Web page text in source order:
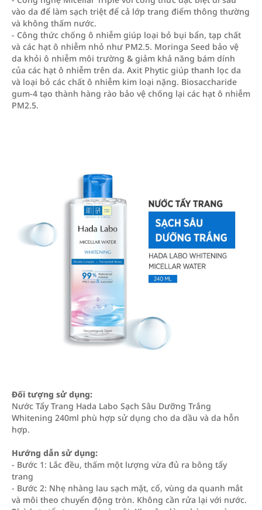
vào da để làm sạch triệt để cả lớp trang điểm thông thường
và không thấm nước.
- Công thức chống ô nhiễm giúp loại bỏ bụi bẩn, tạp chất
và các hạt ô nhiễm nhỏ như PM2.5. Moringa Seed bảo vệ
da khỏi ô nhiễm môi trường & giảm khả năng bám dính
của các hạt ô nhiễm trên da. Axit Phytic giúp thanh lọc da
và loại bỏ các chất ô nhiễm kim loại nặng. Biosaccharide
gum-4 tạo thành hàng rào bảo vệ chống lại các hạt ô nhiễm
PM2.5.
Đối tượng sử dụng:
Nước Tẩy Trang Hada Labo Sạch Sâu Dưỡng Trắng
Whitening 240ml phù hợp sử dụng cho da dầu và da hỗn
hợp.
Hướng dẫn sử dụng:
- Bước 1: Lắc đều, thấm một lượng vừa đủ ra bông tẩy
trang
- Bước 2: Nhẹ nhàng lau sạch mặt, cổ, vùng da quanh mắt
và môi theo chuyển động tròn. Không cần rửa lại với nước.